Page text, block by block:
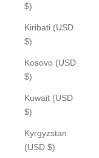
$)
Kiribati (USD
$)
Kosovo (USD
$)
Kuwait (USD
$)
Kyrgyzstan
(USD $)